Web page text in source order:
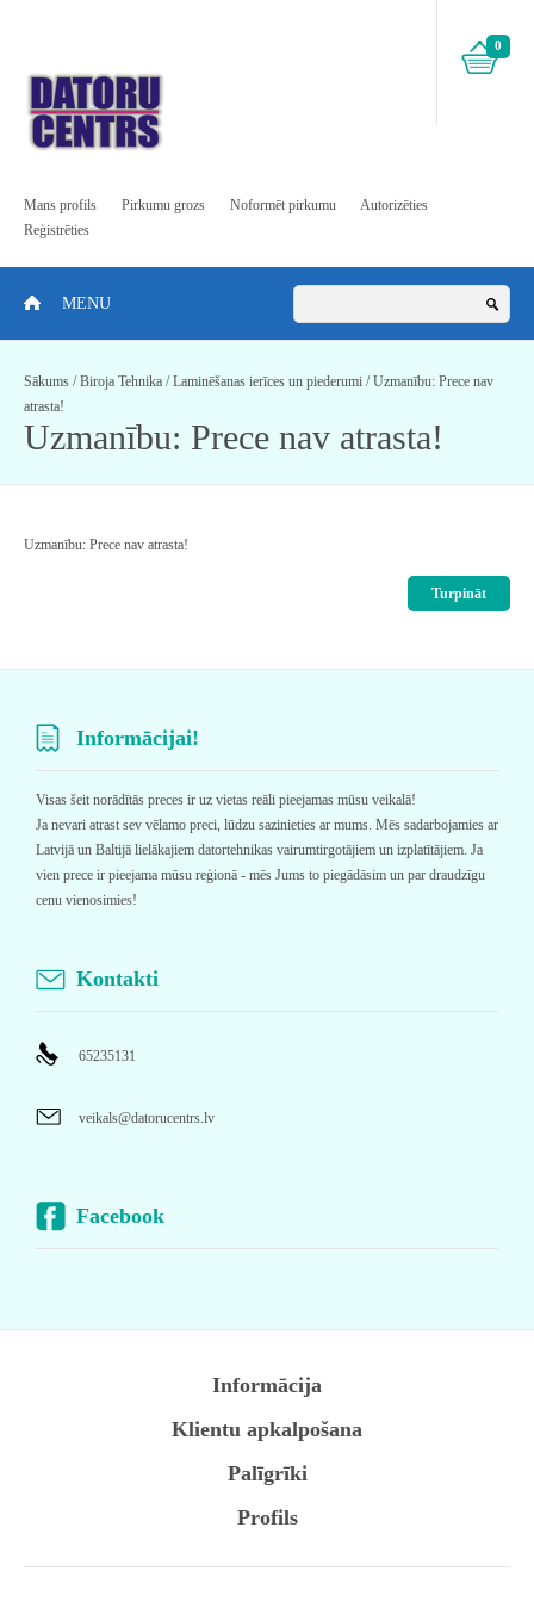
0
Mans profils Pirkumu grozs Noformēt pirkumu
Autorizēties
Reģistrēties
MENU
Sākums /Biroja Tehnika /Laminēšanas ierīces un piederumi /Uzmanību: Prece nav
atrasta!
Uzmanību: Prece nav atrasta!
Uzmanību: Prece nav atrasta!
Turpināt
Informācijai!
Visas šeit norādītās preces ir uz vietas reāli pieejamas mūsu veikalā!
Ja nevari atrast sev vēlamo preci, lūdzu sazinieties ar mums. Mēs sadarbojamies ar
Latvijā un Baltijā lielākajiem datortehnikas vairumtirgotājiem un izplatītājiem. Ja
vien prece ir pieejama mūsu reģionā - mēs Jums to piegādāsim un par draudzīgu
cenu vienosimies!
Kontakti
65235131
veikals@datorucentrs.lv
Facebook
Informācija
Klientu apkalpošana
Palīgrīki
Profils